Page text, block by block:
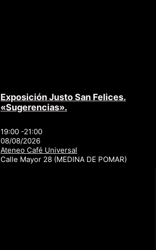
Exposición Justo San Felices.
«Sugerencias».
19:00 -21:00
08/08/2026
Ateneo Café Universal
Calle Mayor 28 (MEDINA DE POMAR)